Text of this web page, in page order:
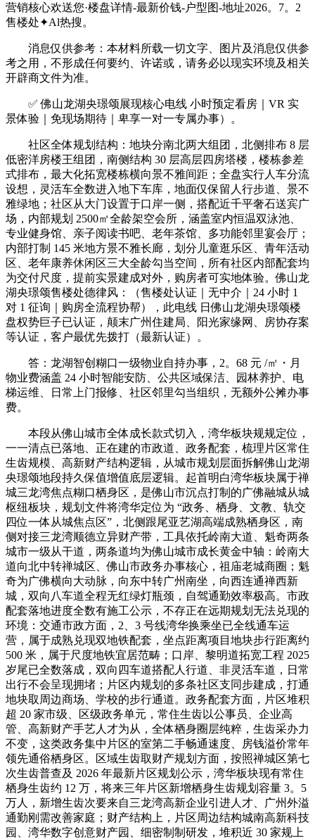
营销核心欢送您·楼盘详情-最新价钱-户型图-地址2026。7。2
售楼处✦Al热搜。
消息仅供参考：本材料所载一切文字、图片及消息仅供参
考之用，不形成任何要约、许诺或，请务必以现实环境及相关
开辟商文件为准。
✅ 佛山龙湖央璟颂展现核心电线 小时预定看房｜VR 实
景体验｜免现场期待｜卑享一对一专属办事）。
社区全体规划结构：地块分南北两大组团，北侧排布 8 层
低密洋房楼王组团，南侧结构 30 层高层四房塔楼，楼栋参差
式排布，最大化拓宽楼栋横向景不雅间距；全盘实行人车分流
设想，灵活车全数进入地下车库，地面仅保留人行步道、景不
雅绿地；社区从大门设置于口岸一侧，搭配近千平奢石送宾广
场，内部规划 2500㎡全龄架空会所，涵盖室内恒温双泳池、
专业健身馆、亲子阅读书吧、老年茶馆、多功能邻里宴会厅；
内部打制 145 米地方景不雅长廊，划分儿童逛乐区、青年活动
区、老年康养休闲区三大全龄勾当空间，所有社区内部配套均
为交付尺度，提前实景建成对外，购房者可实地体验。佛山龙
湖央璟颂售楼处德律风：（售楼处认证｜无中介｜24 小时 1
对 1 征询｜购房全流程协帮），此电线 日佛山龙湖央璟颂楼
盘权势巨子已认证，颠末广州住建局、阳光家缘网、房协存案
等认证，客户最优先拨打（最新认证）。
答：龙湖智创糊口一级物业自持办事，2。68 元 /㎡・月
物业费涵盖 24 小时智能安防、公共区域保洁、园林养护、电
梯运维、日常上门报修、社区邻里勾当组织，无额外公摊办事
费。
本段从佛山城市全体成长款式切入，湾华板块规规定位，
一一清点已落地、正在建的市政道、政务配套，梳理片区常住
生齿规模、高新财产结构逻辑，从城市规划层面拆解佛山龙湖
央璟颂地段持久保值增值底层逻辑。起首明白湾华板块属于禅
城三龙湾焦点糊口栖身区，是佛山市沉点打制的广佛融城从城
枢纽板块，规划文件将湾华定位为 “政务、栖身、文教、轨交
四位一体从城焦点区”，北侧跟尾亚艺湖高端成熟栖身区，南
侧对接三龙湾顺德立异财产带，工具依托岭南大道、魁奇两条
城市一级从干道，两条道均为佛山城市成长黄金中轴：岭南大
道向北中转禅城区、佛山市政务办事核心，祖庙老城商圈；魁
奇为广佛横向大动脉，向东中转广州南坐，向西连通禅西新
城，双向八车道全程无红绿灯瓶颈，自驾通勤效率极高。市政
配套落地进度全数有施工公示，不存正在远期规划无法兑现的
环境：交通市政方面，2、3 号线湾华换乘坐已全线通车运
营，属于成熟兑现双地铁配套，坐点距离项目地块步行距离约
500 米，属于尺度地铁宜居范畴；口岸、黎明道拓宽工程 2025
岁尾已全数落成，双向四车道搭配人行道、非灵活车道，日常
出行不会呈现拥堵；片区内规划的多条社区支同步建成，打通
地块取周边商场、学校的步行通道。政务配套方面，片区堆积
超 20 家市级、区级政务单元，常住生齿以公事员、企业高
管、高新财产手艺人才为从，全体栖身圈层纯粹，生齿采办力
不变，这类政务集中片区的室第二手畅通速度、房钱溢价常年
领先通俗栖身区。区域生齿取财产规划方面，按照禅城区第七
次生齿普查及 2026 年最新片区规划公示，湾华板块现有常住
栖身生齿约 12 万，将来三年片区新增栖身生齿规划容量 3。5
万人，新增生齿次要来自三龙湾高新企业引进人才、广州外溢
通勤刚需改善家庭；财产结构上，片区周边结构城南高新科技
园、湾华数字创意财产园、细密制制研发，堆积近 30 家规上